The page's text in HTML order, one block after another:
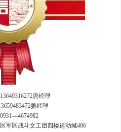
唐经理
姜经理
军区战斗文工团四楼运动城406